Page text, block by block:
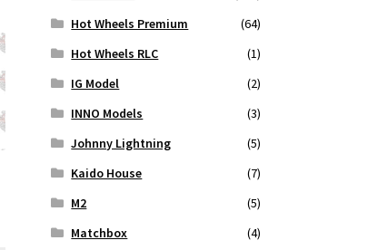
Hot Wheels Premium
(64)
Hot Wheels RLC
(1)
IG Model
(2)
INNO Models
(3)
Johnny Lightning
(5)
Kaido House
(7)
M2
(5)
Matchbox
(4)